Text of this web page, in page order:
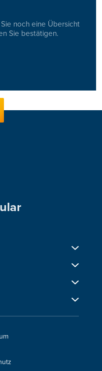
noch eine Übersicht
Sie bestätigen.